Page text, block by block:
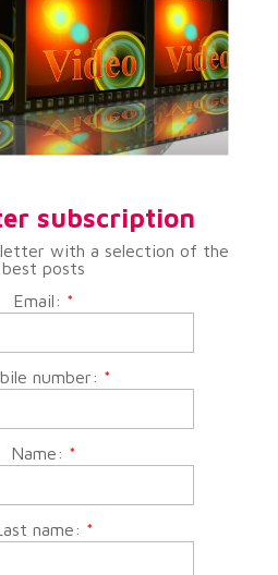
subscription
with a selection of the
best posts
Email: *
number: *
Name: *
name: *